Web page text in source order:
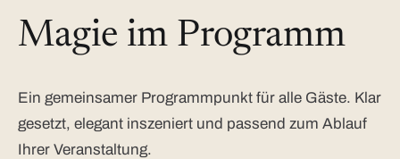
Magie im Programm
Ein gemeinsamer Programmpunkt für alle Gäste. Klar
gesetzt, elegant inszeniert und passend zum Ablauf
Ihrer Veranstaltung.